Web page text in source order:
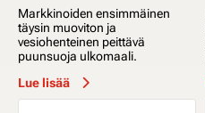
Markkinoiden ensimmäinen
täysin muoviton ja
vesiohenteinen peittävä
puunsuoja ulkomaali.
Lue lisää